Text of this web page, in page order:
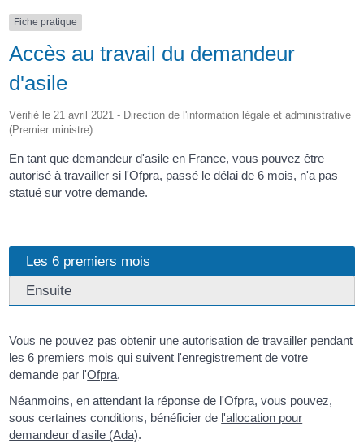
Fiche pratique
Accès au travail du demandeur
d'asile
Vérifié le 21 avril 2021 - Direction de l'information légale et administrative
(Premier ministre)
En tant que demandeur d'asile en France, vous pouvez être
autorisé à travailler si l'Ofpra, passé le délai de 6 mois, n'a pas
statué sur votre demande.
Les 6 premiers mois
Ensuite
Vous ne pouvez pas obtenir une autorisation de travailler pendant
les 6 premiers mois qui suivent l'enregistrement de votre
demande par l'Ofpra.
Néanmoins, en attendant la réponse de l'Ofpra, vous pouvez,
sous certaines conditions, bénéficier de l'allocation pour
demandeur d'asile (Ada).